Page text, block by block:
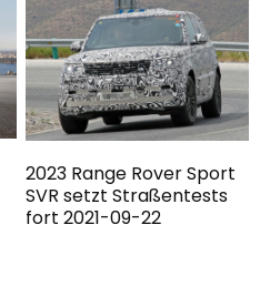
2023 Range Rover Sport
SVR setzt Straßentests
fort 2021-09-22